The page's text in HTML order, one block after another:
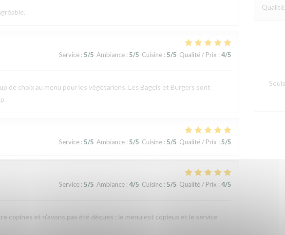
Service: 5/5 Ambiance: 5/5 Cuisine: 5/5 Qualité / Prix : 4/5
de choix au menu pour les végétariens. Les Bagels et Burgers sont
Service: 5/5 Ambiance: 5/5 Cuisine: 5/5 Qualité / Prix : 5/5
Service: 5/5 Ambiance: 4/5 Cuisine: 5/5 Qualité / Prix : 4/5
copines et n'avons pas été déçues : le menu est copieux et le service